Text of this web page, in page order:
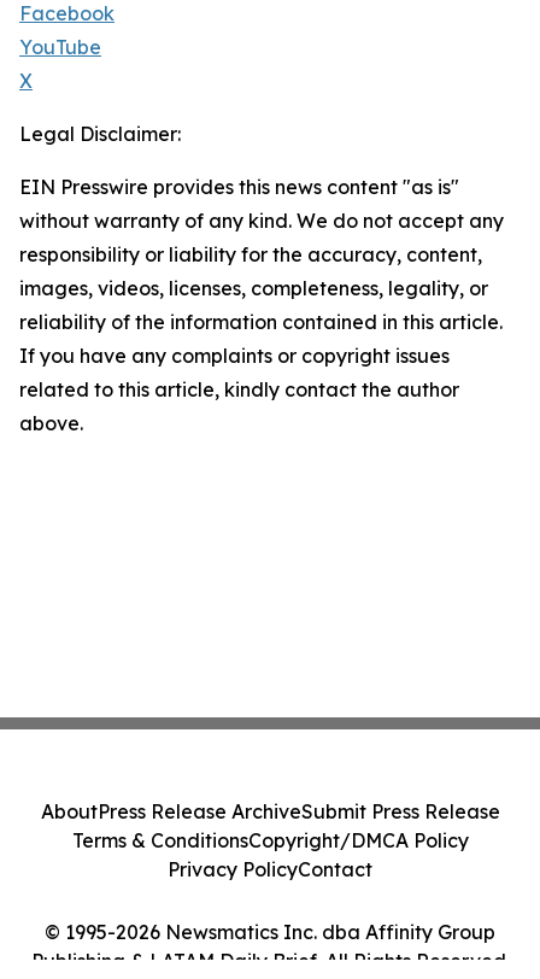
Facebook
YouTube
X
Legal Disclaimer:
EIN Presswire provides this news content "as is"
without warranty of any kind. We do not accept any
responsibility or liability for the accuracy, content,
images, videos, licenses, completeness, legality, or
reliability of the information contained in this article.
If you have any complaints or copyright issues
related to this article, kindly contact the author
above.
© 1995-2026 Newsmatics Inc. dba Affinity Group
Publishing & LATAM Daily Brief. All Rights Reserved.
AboutPress Release ArchiveSubmit Press Release
Terms & ConditionsCopyright/DMCA Policy
Privacy PolicyContact